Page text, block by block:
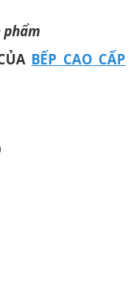
phẩm
BẾP CAO CẤP